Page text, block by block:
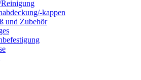
kappen
und Zubehör